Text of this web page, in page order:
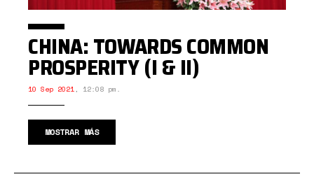
CHINA: TOWARDS COMMON
PROSPERITY (I & II)
10 Sep 2021, 12:08 pm.
MOSTRAR MÁS